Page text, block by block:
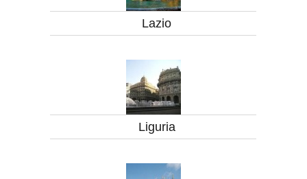
Lazio
Liguria